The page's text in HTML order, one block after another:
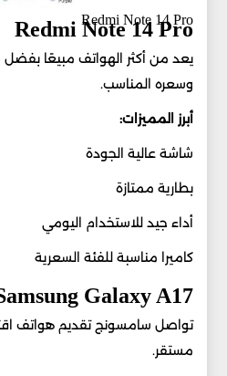
Redmi Note 14 Pro
Redmi Note 14 Pro
يعد من أكثر الهواتف مبيعًا بفضل
وسعره المناسب.
أبرز المميزات:
شاشة عالية الجودة
بطارية ممتازة
أداء جيد للاستخدام اليومي
كاميرا مناسبة للفئة السعرية
Galaxy A17
تواصل سامسونج تقديم هواتف
مستقر.